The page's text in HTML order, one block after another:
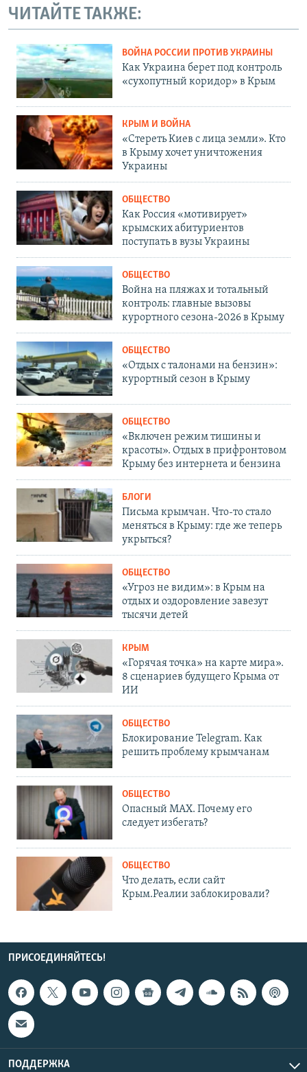
ЧИТАЙТЕ ТАКЖЕ:
ВОЙНА РОССИИ ПРОТИВ УКРАИНЫ
Как Украина берет под контроль
«сухопутный коридор» в Крым
КРЫМ И ВОЙНА
«Стереть Киев с лица земли». Кто
в Крыму хочет уничтожения
Украины
ОБЩЕСТВО
Как Россия «мотивирует»
крымских абитуриентов
поступать в вузы Украины
ОБЩЕСТВО
Война на пляжах и тотальный
контроль: главные вызовы
курортного сезона-2026 в Крыму
ОБЩЕСТВО
«Отдых с талонами на бензин»:
курортный сезон в Крыму
ОБЩЕСТВО
«Включен режим тишины и
красоты». Отдых в прифронтовом
Крыму без интернета и бензина
БЛОГИ
Письма крымчан. Что-то стало
меняться в Крыму: где же теперь
укрыться?
ОБЩЕСТВО
«Угроз не видим»: в Крым на
отдых и оздоровление завезут
тысячи детей
КРЫМ
«Горячая точка» на карте мира».
8 сценариев будущего Крыма от
ИИ
ОБЩЕСТВО
Блокирование Telegram. Как
решить проблему крымчанам
ОБЩЕСТВО
Опасный MAX. Почему его
следует избегать?
ОБЩЕСТВО
Что делать, если сайт
Крым.Реалии заблокировали?
ПРИСОЕДИНЯЙТЕСЬ!
ПОДДЕРЖКА